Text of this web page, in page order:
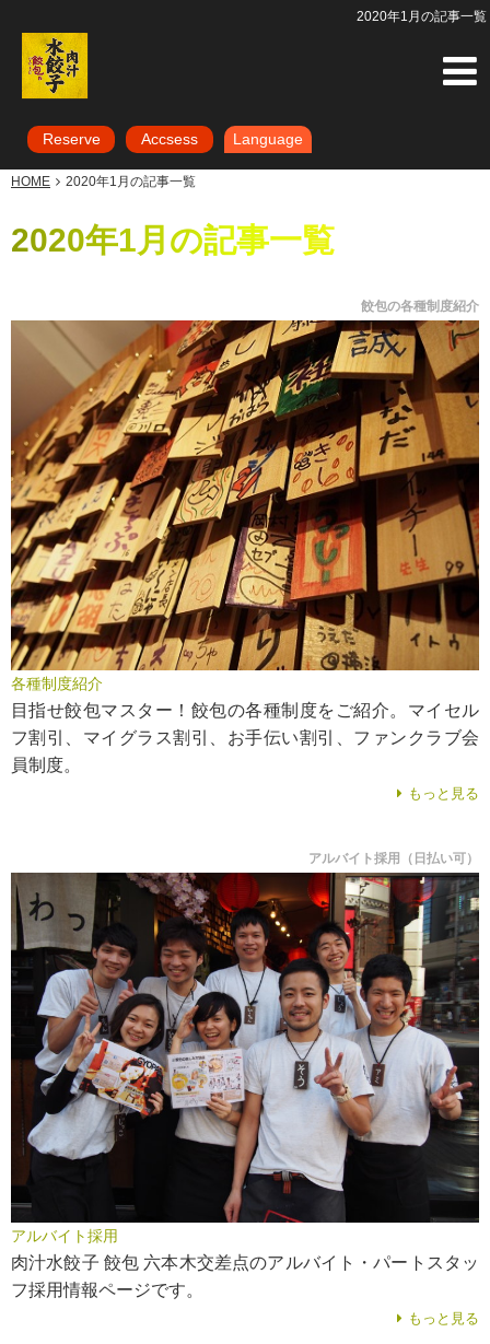
2020年1月の記事一覧
Reserve Accsess Language
HOME 2020年1月の記事一覧
2020年1月の記事一覧
餃包の各種制度紹介
各種制度紹介
目指せ餃包マスター！餃包の各種制度をご紹介。マイセル
フ割引、マイグラス割引、お手伝い割引、ファンクラブ会
員制度。
もっと見る
アルバイト採用（日払い可）
アルバイト採用
肉汁水餃子 餃包 六本木交差点のアルバイト・パートスタッ
フ採用情報ページです。
もっと見る